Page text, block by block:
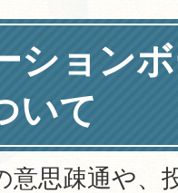
ション
いて
意思疎通や、